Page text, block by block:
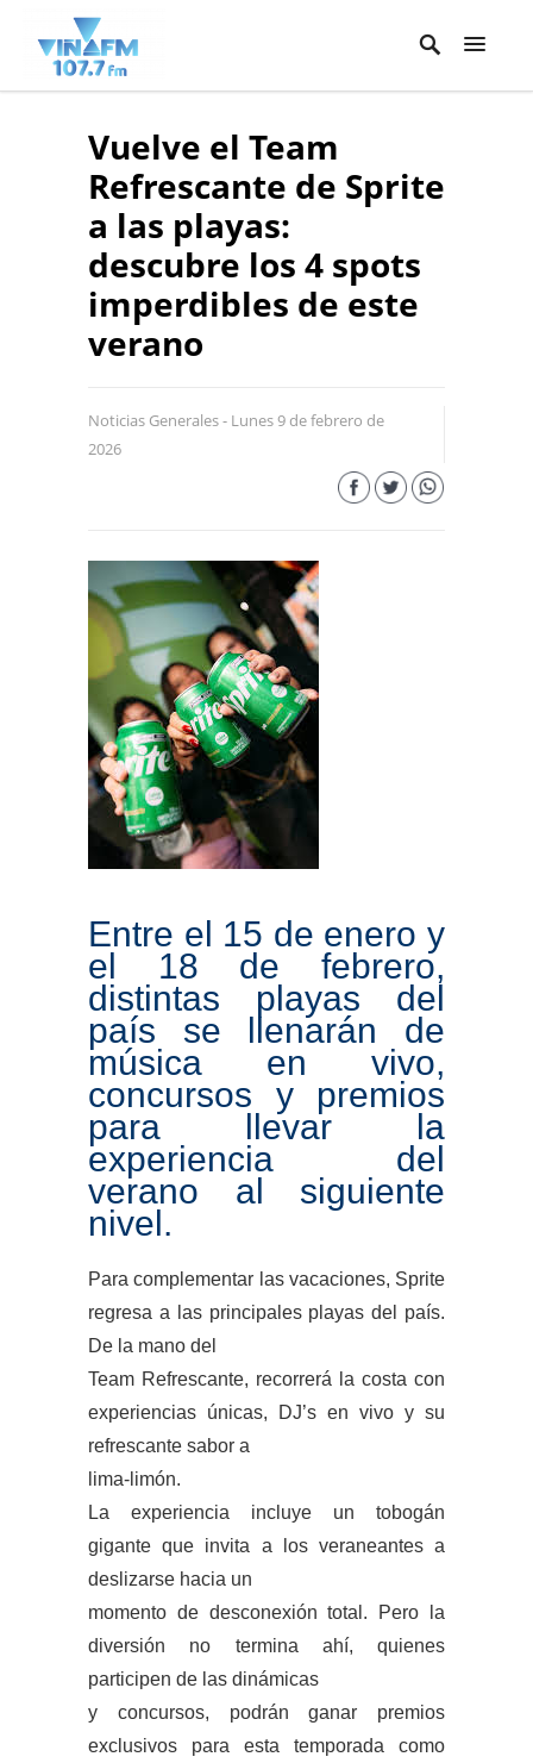
Vuelve el Team
Refrescante de Sprite
a las playas:
descubre los 4 spots
imperdibles de este
verano
Noticias Generales - Lunes 9 de febrero de
2026
Entre el 15 de enero y
el 18 de febrero,
distintas playas del
país se llenarán de
música en vivo,
concursos y premios
para llevar la
experiencia del
verano al siguiente
nivel.
Para complementar las vacaciones, Sprite
regresa a las principales playas del país.
De la mano del
Team Refrescante, recorrerá la costa con
experiencias únicas, DJ’s en vivo y su
refrescante sabor a
lima-limón.
La experiencia incluye un tobogán
gigante que invita a los veraneantes a
deslizarse hacia un
momento de desconexión total. Pero la
diversión no termina ahí, quienes
participen de las dinámicas
y concursos, podrán ganar premios
exclusivos para esta temporada como